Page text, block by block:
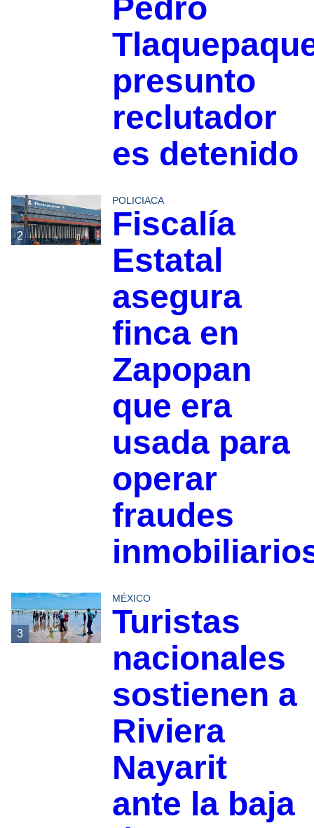
Pedro
presunto
reclutador
es detenido
2
POLICIACA
Fiscalía
Estatal
asegura
finca en
Zapopan
que era
usada para
operar
fraudes
3
MÉXICO
Turistas
nacionales
sostienen a
Riviera
Nayarit
ante la baja